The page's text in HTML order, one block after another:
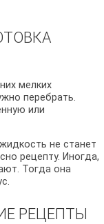
мелких
перебрать.
или
не станет
рецепту. Иногда,
Тогда она
РЕЦЕПТЫ